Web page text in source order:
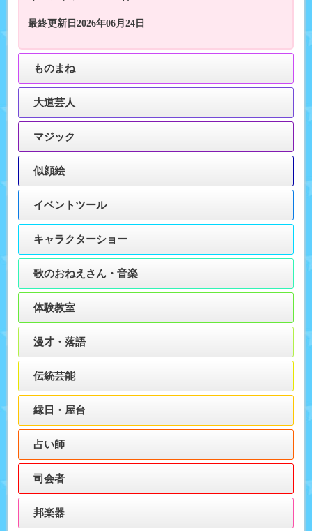
最終更新日2026年06月24日
ものまね
大道芸人
マジック
似顔絵
イベントツール
キャラクターショー
歌のおねえさん・音楽
体験教室
漫才・落語
伝統芸能
縁日・屋台
占い師
司会者
邦楽器